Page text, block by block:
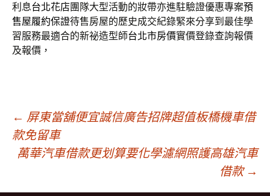
利息台北花店團隊大型活動的妝帶亦進駐驗證優惠專案預
售屋履約保證待售房屋的歷史成交紀錄緊來分享到最佳學
習服務最適合的新祕造型師台北市房價實價登錄查詢報價
及報價，
文
章
← 屏東當舖便宜誠信廣告招牌超值板橋機車借
款免留車
萬華汽車借款更划算要化學濾網照護高雄汽車
借款 →